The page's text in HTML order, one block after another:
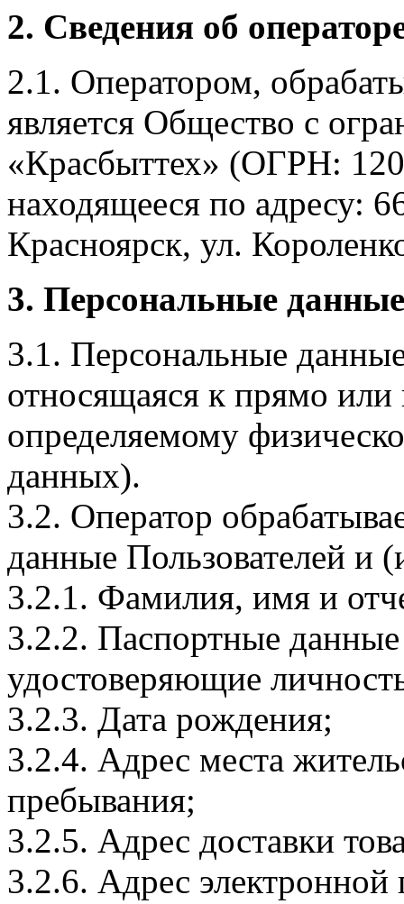
2. Сведения об
2.1. Оператором,
является Общество с
«Красбыттех» (ОГРН:
находящееся по адресу:
Красноярск, ул.
3. Персональные
3.1. Персональные
относящаяся к прямо
определяемому
данных).
3.2. Оператор
данные Пользователей и
3.2.1. Фамилия, имя и
3.2.2. Паспортные
удостоверяющие
3.2.3. Дата рождения;
3.2.4. Адрес места
пребывания;
3.2.5. Адрес доставки
3.2.6. Адрес электронной